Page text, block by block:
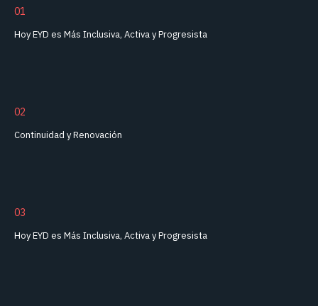
GUTIÉRREZ IMPULSA EL
CRECIMIENTO Y BIENESTAR
01
Hoy EYD es Más Inclusiva, Activa y Progresista
02
Continuidad y Renovación
03
Hoy EYD es Más Inclusiva, Activa y Progresista